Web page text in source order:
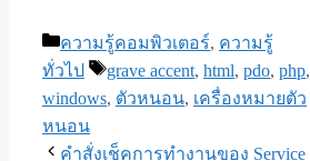
Categories
ความรู้คอมพิวเตอร์, ความรู้
ทั่วไป
Tags
grave accent, html, pdo, php,
windows, ตัวหนอน, เครื่องหมายตัว
หนอน
คำสั่งเช็คการทำงานของ Service